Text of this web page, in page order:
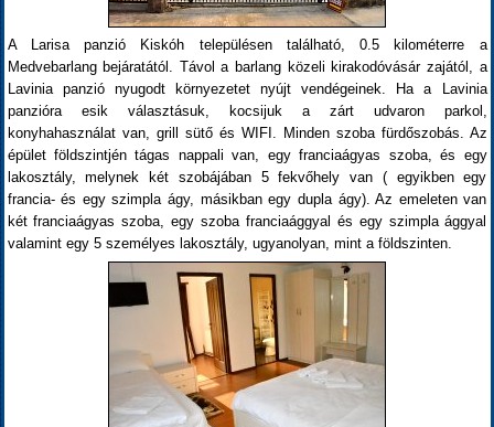
A Larisa panzió Kiskóh településen található, 0.5 kilométerre a
Medvebarlang bejáratától. Távol a barlang közeli kirakodóvásár zajától, a
Lavinia panzió nyugodt környezetet nyújt vendégeinek. Ha a Lavinia
panzióra esik választásuk, kocsijuk a zárt udvaron parkol,
konyhahasználat van, grill sütő és WIFI. Minden szoba fürdőszobás. Az
épület földszintjén tágas nappali van, egy franciaágyas szoba, és egy
lakosztály, melynek két szobájában 5 fekvőhely van ( egyikben egy
francia- és egy szimpla ágy, másikban egy dupla ágy). Az emeleten van
két franciaágyas szoba, egy szoba franciaággyal és egy szimpla ággyal
valamint egy 5 személyes lakosztály, ugyanolyan, mint a földszinten.